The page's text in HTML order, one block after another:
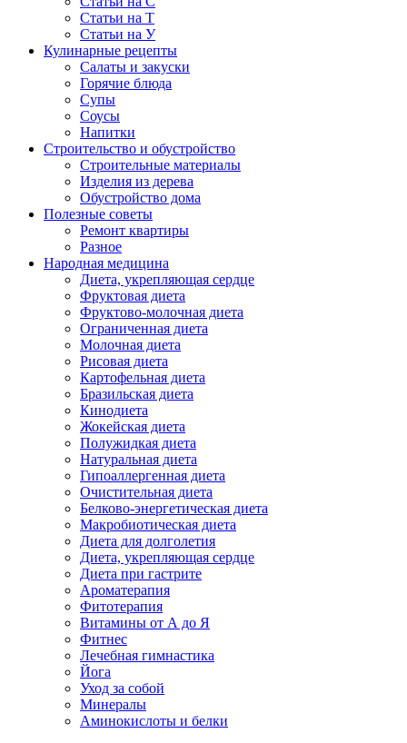
Статьи на Т
Статьи на У
Кулинарные рецепты
Салаты и закуски
Горячие блюда
Супы
Соусы
Напитки
Строительство и обустройство
Строительные материалы
Изделия из дерева
Обустройство дома
Полезные советы
Ремонт квартиры
Разное
Народная медицина
Диета, укрепляющая сердце
Фруктовая диета
Фруктово-молочная диета
Ограниченная диета
Молочная диета
Рисовая диета
Картофельная диета
Бразильская диета
Кинодиета
Жокейская диета
Полужидкая диета
Натуральная диета
Гипоаллергенная диета
Очистительная диета
Белково-энергетическая диета
Макробиотическая диета
Диета для долголетия
Диета, укрепляющая сердце
Диета при гастрите
Ароматерапия
Фитотерапия
Витамины от А до Я
Фитнес
Лечебная гимнастика
Йога
Уход за собой
Минералы
Аминокислоты и белки